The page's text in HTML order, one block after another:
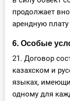
продолжает
арендную плату
6. Особые
21. Договор
казахском и
языках,
одному для